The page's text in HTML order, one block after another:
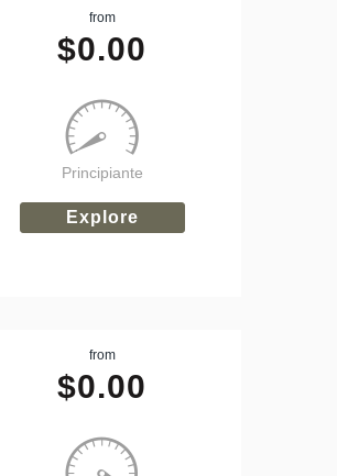
from
$0.00
Principiante
Explore
from
$0.00